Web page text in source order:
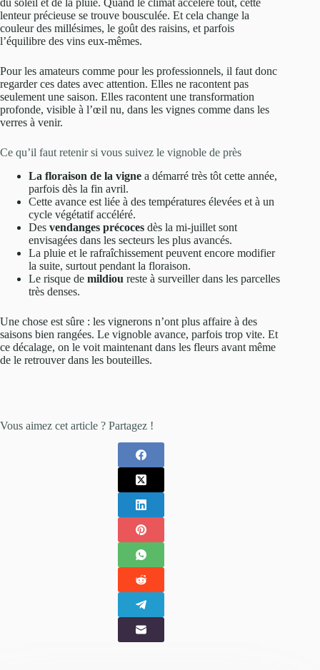
lenteur précieuse se trouve bousculée. Et cela change la
couleur des millésimes, le goût des raisins, et parfois
l’équilibre des vins eux-mêmes.
Pour les amateurs comme pour les professionnels, il faut donc
regarder ces dates avec attention. Elles ne racontent pas
seulement une saison. Elles racontent une transformation
profonde, visible à l’œil nu, dans les vignes comme dans les
verres à venir.
Ce qu’il faut retenir si vous suivez le vignoble de près
La floraison de la vigne a démarré très tôt cette année,
parfois dès la fin avril.
Cette avance est liée à des températures élevées et à un
cycle végétatif accéléré.
Des vendanges précoces dès la mi-juillet sont
envisagées dans les secteurs les plus avancés.
La pluie et le rafraîchissement peuvent encore modifier
la suite, surtout pendant la floraison.
Le risque de mildiou reste à surveiller dans les parcelles
très denses.
Une chose est sûre : les vignerons n’ont plus affaire à des
saisons bien rangées. Le vignoble avance, parfois trop vite. Et
ce décalage, on le voit maintenant dans les fleurs avant même
de le retrouver dans les bouteilles.
Vous aimez cet article ? Partagez !